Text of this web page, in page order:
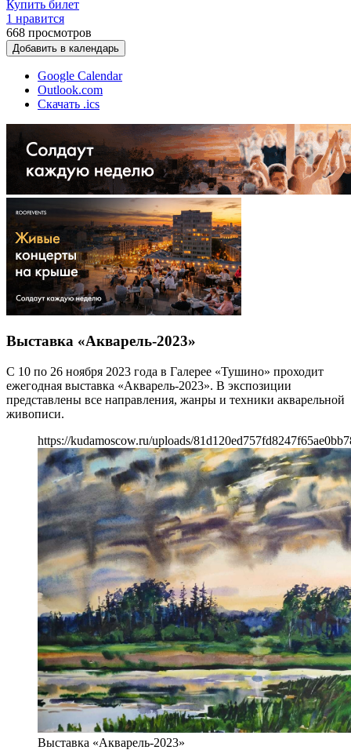
Купить билет
1 нравится
668 просмотров
Добавить в календарь
Google Calendar
Outlook.com
Скачать .ics
Выставка «Акварель-2023»
С 10 по 26 ноября 2023 года в Галерее «Тушино» проходит
ежегодная выставка «Акварель-2023». В экспозиции
представлены все направления, жанры и техники акварельной
живописи.
https://kudamoscow.ru/uploads/
Выставка «Акварель-2023»